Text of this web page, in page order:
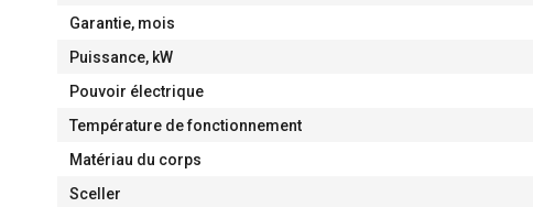
Garantie, mois
Puissance, kW
Pouvoir électrique
Température de fonctionnement
Matériau du corps
Sceller